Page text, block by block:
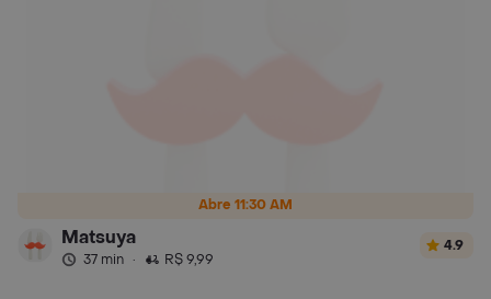
Abre 11:30 AM
Matsuya
37 min · R$ 9,99
4.9